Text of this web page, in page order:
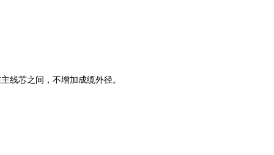
线芯之间，不增加成缆外径。